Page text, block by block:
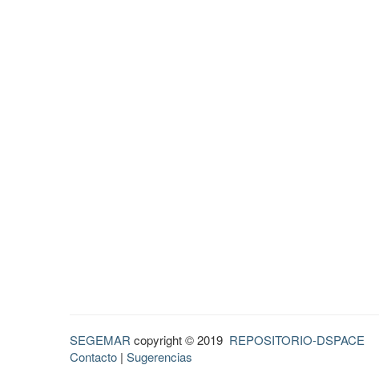
SEGEMAR copyright © 2019 REPOSITORIO-DSPACE
Contacto | Sugerencias